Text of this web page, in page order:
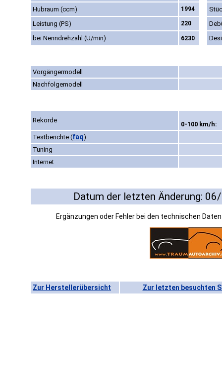
Hubraum (ccm)
1994
Leistung (PS)
220
bei Nenndrehzahl (U/min)
6230
Vorgängermodell
Nachfolgemodell
Rekorde
0-100 km/h:
Testberichte (faq)
Tuning
Internet
Datum der letzten Änderung:
Ergänzungen oder Fehler bei den technischen
Zur Herstellerübersicht Zur letzten besuchten